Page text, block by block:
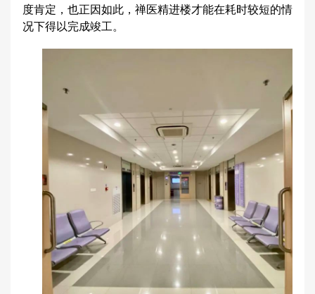
度肯定，也正因如此，禅医精进楼才能在耗时较短的情
况下得以完成竣工。